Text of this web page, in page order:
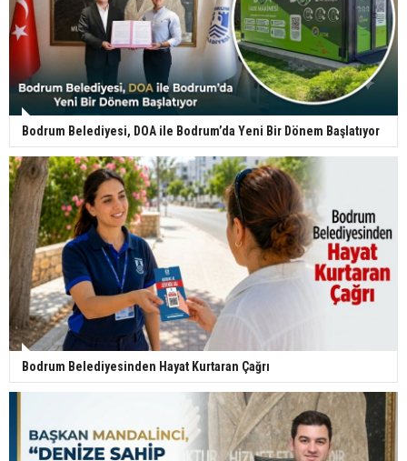
Bodrum Belediyesi, DOA ile Bodrum’da Yeni Bir Dönem Başlatıyor
Bodrum Belediyesinden Hayat Kurtaran Çağrı